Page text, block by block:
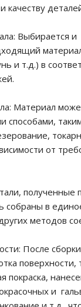
качеству
Выбирается и
и т.д.) в
Материал
способами,
от
полученные
собраны в
методов
После
поверхности,
покраска,
и